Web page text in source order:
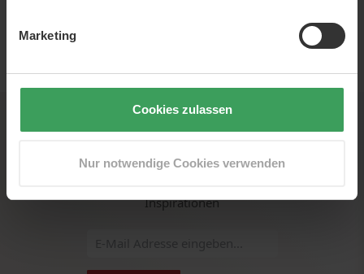
Marketing
Cookies zulassen
Nur notwendige Cookies verwenden
EUR
Inspirationen